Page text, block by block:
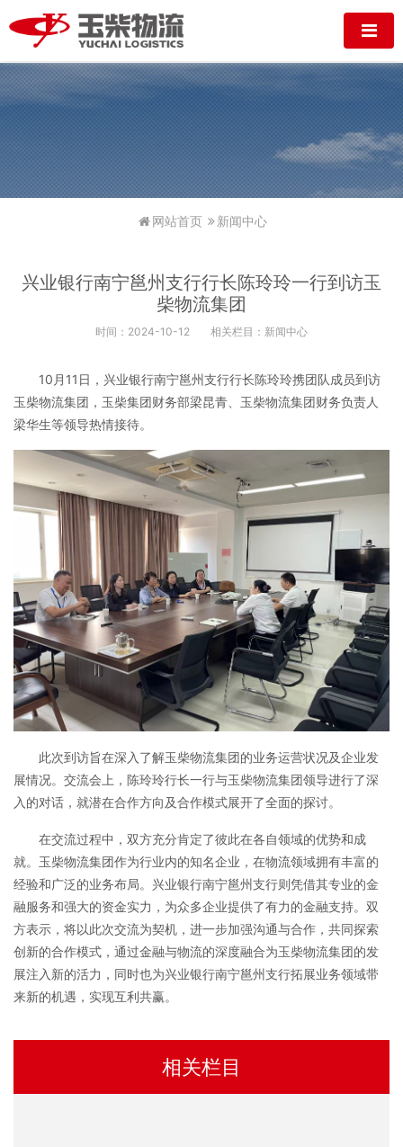
网站首页 新闻中心
兴业银行南宁邕州支行行长陈玲玲一行到访玉
柴物流集团
时间：2024-10-12 相关栏目：新闻中心
10月11日，兴业银行南宁邕州支行行长陈玲玲携团队成员到访
玉柴物流集团，玉柴集团财务部梁昆青、玉柴物流集团财务负责人
梁华生等领导热情接待。
此次到访旨在深入了解玉柴物流集团的业务运营状况及企业发
展情况。交流会上，陈玲玲行长一行与玉柴物流集团领导进行了深
入的对话，就潜在合作方向及合作模式展开了全面的探讨。
在交流过程中，双方充分肯定了彼此在各自领域的优势和成
就。玉柴物流集团作为行业内的知名企业，在物流领域拥有丰富的
经验和广泛的业务布局。兴业银行南宁邕州支行则凭借其专业的金
融服务和强大的资金实力，为众多企业提供了有力的金融支持。双
方表示，将以此次交流为契机，进一步加强沟通与合作，共同探索
创新的合作模式，通过金融与物流的深度融合为玉柴物流集团的发
展注入新的活力，同时也为兴业银行南宁邕州支行拓展业务领域带
来新的机遇，实现互利共赢。
相关栏目